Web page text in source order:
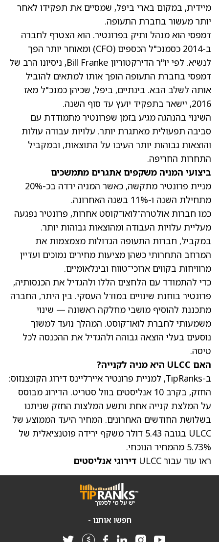
מיידית, במקום בארי ביפל, שמסיים את תפקידו לאחר
יותר מעשור בחברת התעופה.
דמפסי הוא מנהל ותיק בפרונטיר. הוא הצטרף לחברה
ב-2014 כסמנכ"ל הכספים (CFO) ומאוחר יותר הפך
לנשיא. לפי יו"ר הדירקטוריון Bill Franke, ניסיונו הרב של
דמפסי בחברת התעופה הופך אותו למתאים להוביל
אותה לשלב הבא. בינתיים, ביפל, שכיהן כמנכ"ל מאז
2016, יישאר בתפקיד יועץ עד סוף השנה.
השינוי בהנהגה מגיע בזמן שפרונטיר מתמודדת עם
סביבה תפעולית מאתגרת יותר. עלויות עבודה עולות
והוצאות גבוהות יותר העיבו על התוצאות, ובמקביל
התחרות החריפה.
ביצועי המניה משקפים אתגרים מתמשכים
מניית פרונטיר מתקשה, כאשר
המניה ירדה בכ-20%
מתחילת השנה ו-11% בשנה האחרונה.
כמו חברות אולטרה־לואו־קוסט אחרות, פרונטיר נפגעה
מעליית עלויות העבודה ומהוצאות גבוהות יותר.
במקביל, חברות התעופה הגדולות מצמצמות את
המרחב התחרותי כשהן מציעות מחירים נמוכים ועדיין
מרוויחות בקווים ארוכי־טווח ובינלאומיים.
כדי להתמודד עם הלחצים הללו ולהגדיל את הכנסותיה,
פרונטיר בוחנת שינויים במודל העסקי. בין היתר, החברה
מתכננת להוסיף מושבי מחלקה ראשונה — שינוי
משמעותי לחברת לואו־קוסט. המהלך נועד למשוך
נוסעים בעלי הוצאה גבוהה ולהגדיל את ההכנסה לכל
טיסה.
האם ULCC היא מניה לקנייה?
ב-TipRanks, ל
מניית פרונטיר איירליינס דירוג הקונצנזוס:
החזק, בקרב 10 אנליסטים בוול סטריט. הדירוג מבוסס
על המלצת קנייה אחת ותשע המלצות החזק שניתנו
בשלושת החודשים האחרונים. המחיר היעד הממוצע של
ULCC
בגובה 5.43 דולר משקף ירידה פוטנציאלית של
5.73% מהמחיר הנוכחי.
ראו עוד עבור ULCC
דירוגי אנליסטים
חפשו אותנו -